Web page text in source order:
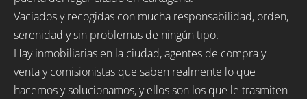
Vaciados y recogidas con mucha responsabilidad, orden,
serenidad y sin problemas de ningún tipo.
Hay inmobiliarias en la ciudad, agentes de compra y
venta y comisionistas que saben realmente lo que
hacemos y solucionamos, y ellos son los que le trasmiten